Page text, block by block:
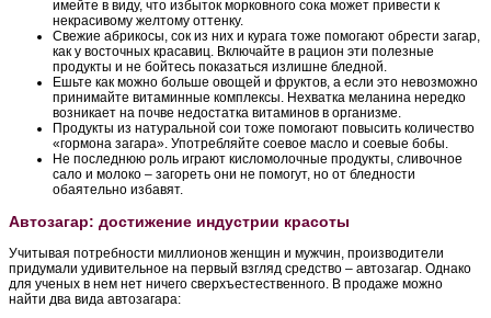
имейте в виду, что избыток морковного сока может привести к
некрасивому желтому оттенку.
Свежие абрикосы, сок из них и курага тоже помогают обрести загар,
как у восточных красавиц. Включайте в рацион эти полезные
продукты и не бойтесь показаться излишне бледной.
Ешьте как можно больше овощей и фруктов, а если это невозможно
принимайте витаминные комплексы. Нехватка меланина нередко
возникает на почве недостатка витаминов в организме.
Продукты из натуральной сои тоже помогают повысить количество
«гормона загара». Употребляйте соевое масло и соевые бобы.
Не последнюю роль играют кисломолочные продукты, сливочное
сало и молоко – загореть они не помогут, но от бледности
обаятельно избавят.
Автозагар: достижение индустрии красоты
Учитывая потребности миллионов женщин и мужчин, производители
придумали удивительное на первый взгляд средство – автозагар. Однако
для ученых в нем нет ничего сверхъестественного. В продаже можно
найти два вида автозагара: